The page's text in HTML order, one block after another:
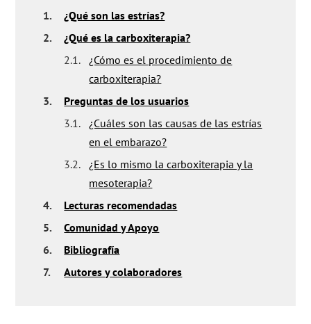
1.
¿Qué son las estrías?
2.
¿Qué es la carboxiterapia?
2.1.
¿Cómo es el procedimiento de
carboxiterapia?
3.
Preguntas de los usuarios
3.1.
¿Cuáles son las causas de las estrías
en el embarazo?
3.2.
¿Es lo mismo la carboxiterapia y la
mesoterapia?
4.
Lecturas recomendadas
5.
Comunidad y Apoyo
6.
Bibliografía
7.
Autores y colaboradores